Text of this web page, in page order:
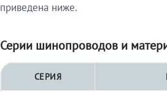
приведена ниже.
Серии шинопроводов и
СЕРИЯ